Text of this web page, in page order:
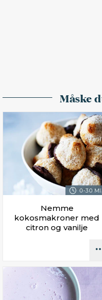
Måske
0-30
Nemme
kokosmakroner med
citron og vanilje